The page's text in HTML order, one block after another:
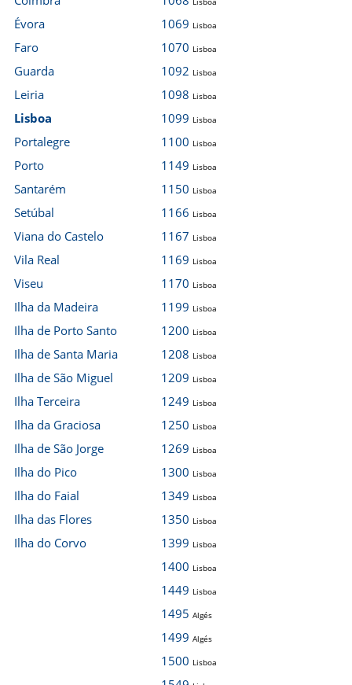
Évora
Faro
Guarda
Leiria
Lisboa
Portalegre
Porto
Santarém
Setúbal
Viana do Castelo
Vila Real
Viseu
Ilha da Madeira
Ilha de Porto Santo
Ilha de Santa Maria
Ilha de São Miguel
Ilha Terceira
Ilha da Graciosa
Ilha de São Jorge
Ilha do Pico
Ilha do Faial
Ilha das Flores
Ilha do Corvo
1069 Lisboa
1070 Lisboa
1092 Lisboa
1098 Lisboa
1099 Lisboa
1100 Lisboa
1149 Lisboa
1150 Lisboa
1166 Lisboa
1167 Lisboa
1169 Lisboa
1170 Lisboa
1199 Lisboa
1200 Lisboa
1208 Lisboa
1209 Lisboa
1249 Lisboa
1250 Lisboa
1269 Lisboa
1300 Lisboa
1349 Lisboa
1350 Lisboa
1399 Lisboa
1400 Lisboa
1449 Lisboa
1495 Algés
1499 Algés
1500 Lisboa